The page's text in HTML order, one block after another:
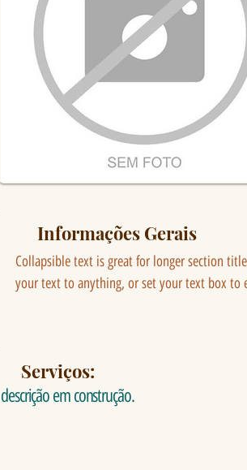
Informações Gerais
Collapsible text is great for longer section
your text to anything, or set your text box to
Serviços:
descrição em construção.